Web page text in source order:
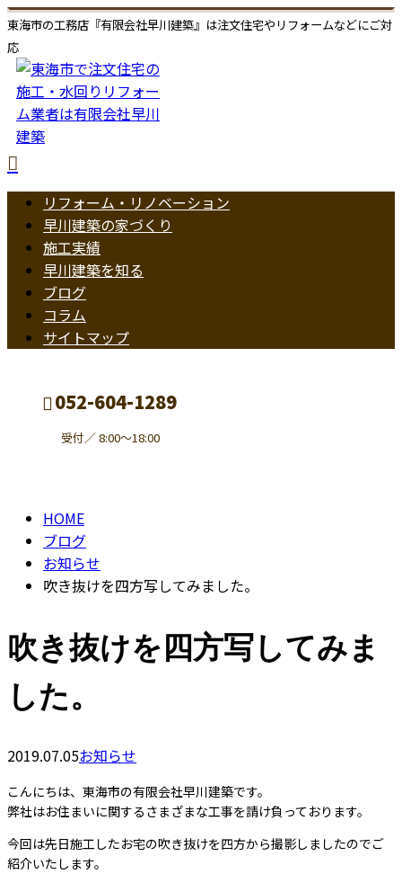
東海市の工務店『有限会社早川建築』は注文住宅やリフォームなどにご対
応
リフォーム・リノベーション
早川建築の家づくり
施工実績
早川建築を知る
ブログ
コラム
サイトマップ
052-604-1289
受付／ 8:00～18:00
HOME
ブログ
お知らせ
吹き抜けを四方写してみました。
吹き抜けを四方写してみま
した。
2019.07.05お知らせ
こんにちは、東海市の有限会社早川建築です。
弊社はお住まいに関するさまざまな工事を請け負っております。
今回は先日施工したお宅の吹き抜けを四方から撮影しましたのでご
紹介いたします。